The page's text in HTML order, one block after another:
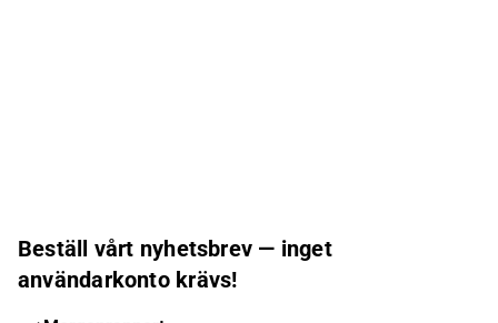
Beställ vårt nyhetsbrev — inget
användarkonto krävs!